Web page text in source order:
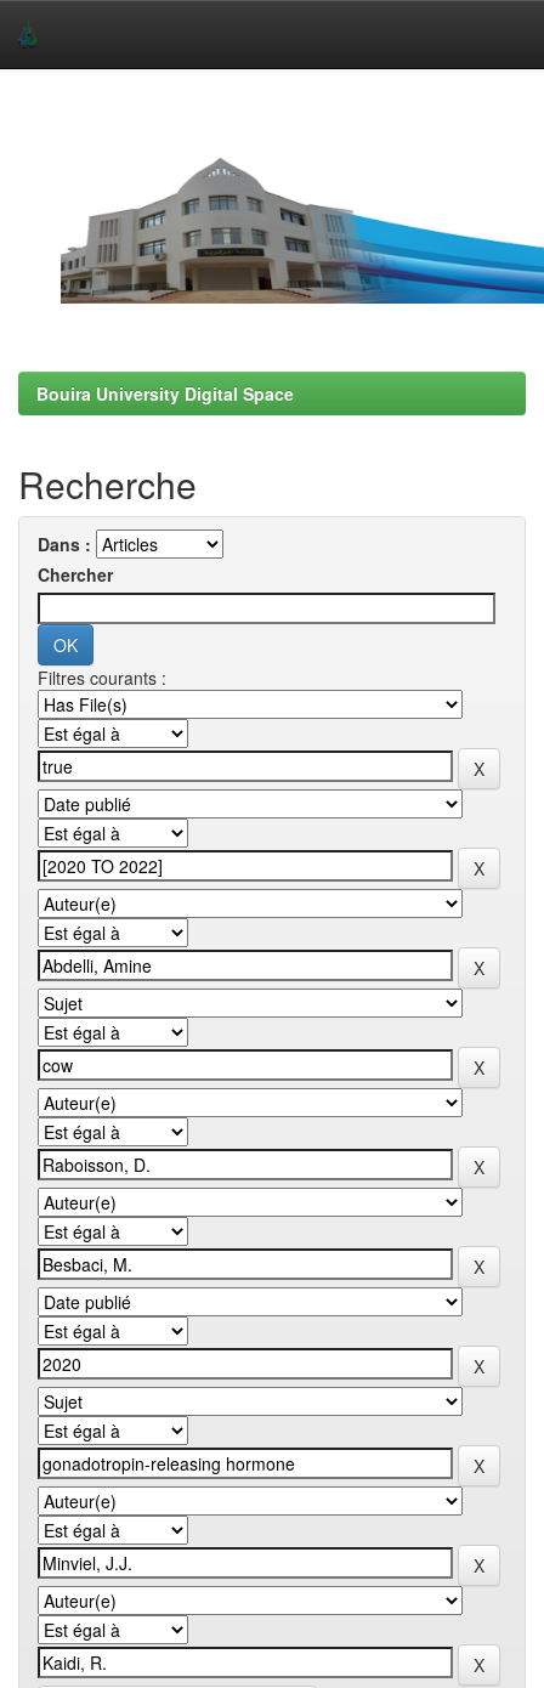
Bouira University Digital Space
Recherche
Dans :
Chercher
Filtres courants :